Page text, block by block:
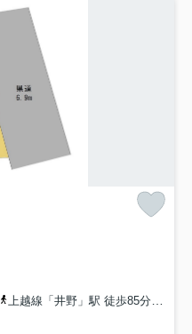
上越線「井野」駅 徒歩85分